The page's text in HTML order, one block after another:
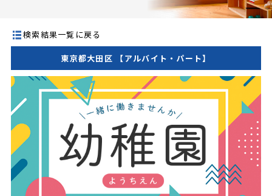
検索結果一覧に戻る
東京都大田区 【アルバイト・パート】